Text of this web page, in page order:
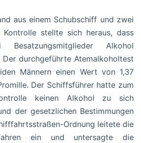
aus einem Schubschiff und zwei
Kontrolle stellte sich heraus, dass
Alkohol
durchgeführte Atemalkoholtest
Männern einen Wert von 1,37
Der Schiffsführer hatte zum
keinen Alkohol zu sich
der gesetzlichen Bestimmungen
Ordnung leitete die
ein und untersagte die